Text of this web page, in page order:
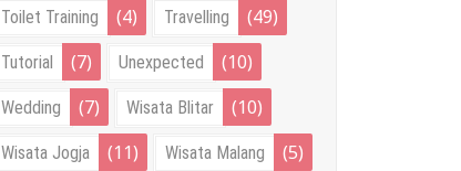
Toilet Training (4) Travelling (49)
Tutorial (7) Unexpected (10)
Wedding (7) Wisata Blitar (10)
Wisata Jogja (11) Wisata Malang (5)